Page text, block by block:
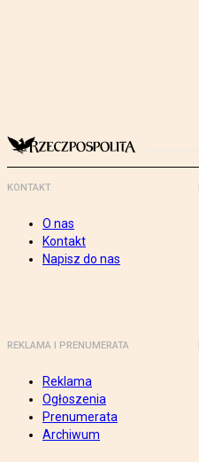
KONTAKT
O nas
Kontakt
Napisz do nas
REKLAMA I PRENUMERATA
Reklama
Ogłoszenia
Prenumerata
Archiwum